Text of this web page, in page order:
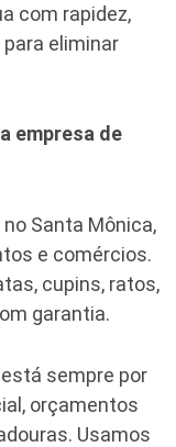
com rapidez,
eliminar
empresa de
Santa Mônica,
e comércios.
cupins, ratos,
garantia.
está sempre por
orçamentos
Usamos